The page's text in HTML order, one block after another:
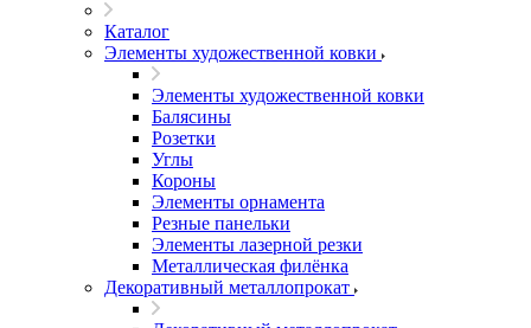
Каталог
Элементы художественной ковки
Элементы художественной ковки
Балясины
Розетки
Углы
Короны
Элементы орнамента
Резные панельки
Элементы лазерной резки
Металлическая филёнка
Декоративный металлопрокат